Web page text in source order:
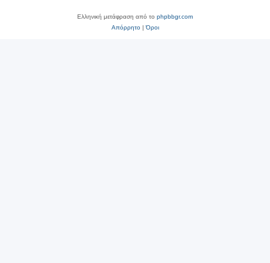
Ελληνική μετάφραση από το phpbbgr.com
Απόρρητο|Όροι